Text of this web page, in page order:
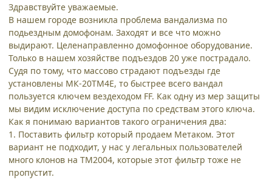
Здравствуйте уважаемые.
В нашем городе возникла проблема вандализма по
подьездным домофонам. Заходят и все что можно
выдирают. Целенаправленно домофонное оборудование.
Только в нашем хозяйстве подъездов 20 уже пострадало.
Судя по тому, что массово страдают подъезды где
установлены МК-20ТМ4Е, то быстрее всего вандал
пользуется ключем вездеходом FF. Как одну из мер защиты
мы видим исключение доступа по средствам этого ключа.
Как я понимаю вариантов такого ограничения два:
1. Поставить фильтр который продаем Метаком. Этот
вариант не подходит, у нас у легальных пользователей
много клонов на ТМ2004, которые этот фильтр тоже не
пропустит.